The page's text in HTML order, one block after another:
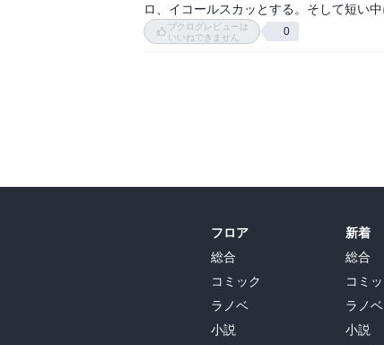
ロ、イコールスカッとする。そして短い
ブクログレビューは
いいねできません
0
フロア
総合
コミック
ラノベ
小説
新着
総合
コミ
ラノベ
小説